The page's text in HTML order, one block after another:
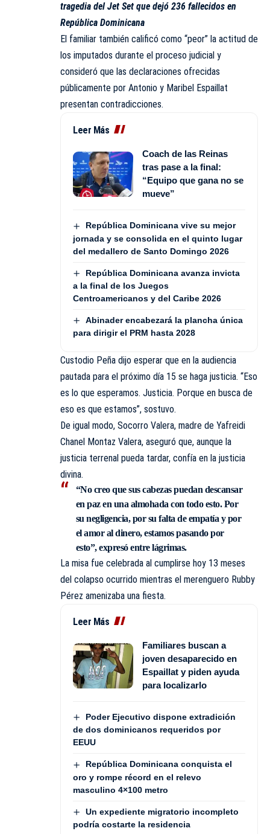
tragedia del Jet Set que dejó 236 fallecidos en
República Dominicana
El familiar también calificó como “peor” la actitud de
los imputados durante el proceso judicial y
consideró que las declaraciones ofrecidas
públicamente por Antonio y Maribel Espaillat
presentan contradicciones.
Leer Más
Coach de las Reinas
tras pase a la final:
“Equipo que gana no se
mueve”
República Dominicana vive su mejor
jornada y se consolida en el quinto lugar
del medallero de Santo Domingo 2026
República Dominicana avanza invicta
a la final de los Juegos
Centroamericanos y del Caribe 2026
Abinader encabezará la plancha única
para dirigir el PRM hasta 2028
Custodio Peña dijo esperar que en la audiencia
pautada para el próximo día 15 se haga justicia. “Eso
es lo que esperamos. Justicia. Porque en busca de
eso es que estamos”, sostuvo.
De igual modo, Socorro Valera, madre de Yafreidi
Chanel Montaz Valera, aseguró que, aunque la
justicia terrenal pueda tardar, confía en la justicia
divina.
“No creo que sus cabezas puedan descansar
en paz en una almohada con todo esto. Por
su negligencia, por su falta de empatía y por
el amor al dinero, estamos pasando por
esto”, expresó entre lágrimas.
La misa fue celebrada al cumplirse hoy 13 meses
del colapso ocurrido mientras el merenguero Rubby
Pérez amenizaba una fiesta.
Leer Más
Familiares buscan a
joven desaparecido en
Espaillat y piden ayuda
para localizarlo
Poder Ejecutivo dispone extradición
de dos dominicanos requeridos por
EEUU
República Dominicana conquista el
oro y rompe récord en el relevo
masculino 4×100 metro
Un expediente migratorio incompleto
podría costarte la residencia